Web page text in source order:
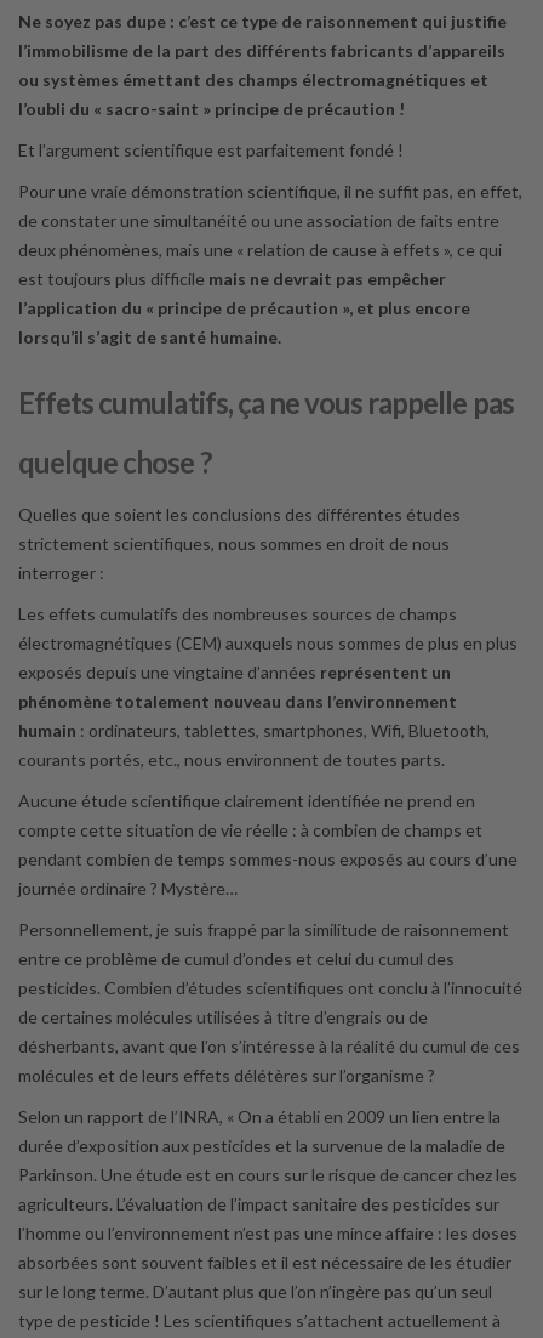
Ne soyez pas dupe : c’est ce type de raisonnement qui justifie
l’immobilisme de la part des différents fabricants d’appareils
ou systèmes émettant des champs électromagnétiques et
l’oubli du « sacro-saint » principe de précaution !
Et l’argument scientifique est parfaitement fondé !
Pour une vraie démonstration scientifique, il ne suffit pas, en effet,
de constater une simultanéité ou une association de faits entre
deux phénomènes, mais une « relation de cause à effets », ce qui
est toujours plus difficile mais ne devrait pas empêcher
l’application du « principe de précaution », et plus encore
lorsqu’il s’agit de santé humaine.
Effets cumulatifs, ça ne vous rappelle pas
quelque chose ?
Quelles que soient les conclusions des différentes études
strictement scientifiques, nous sommes en droit de nous
interroger :
Les effets cumulatifs des nombreuses sources de champs
électromagnétiques (CEM) auxquels nous sommes de plus en plus
exposés depuis une vingtaine d’années représentent un
phénomène totalement nouveau dans l’environnement
humain : ordinateurs, tablettes, smartphones, Wifi, Bluetooth,
courants portés, etc., nous environnent de toutes parts.
Aucune étude scientifique clairement identifiée ne prend en
compte cette situation de vie réelle : à combien de champs et
pendant combien de temps sommes-nous exposés au cours d’une
journée ordinaire ? Mystère…
Personnellement, je suis frappé par la similitude de raisonnement
entre ce problème de cumul d’ondes et celui du cumul des
pesticides. Combien d’études scientifiques ont conclu à l’innocuité
de certaines molécules utilisées à titre d’engrais ou de
désherbants, avant que l’on s’intéresse à la réalité du cumul de ces
molécules et de leurs effets délétères sur l’organisme ?
Selon un rapport de l’INRA, « On a établi en 2009 un lien entre la
durée d’exposition aux pesticides et la survenue de la maladie de
Parkinson. Une étude est en cours sur le risque de cancer chez les
agriculteurs. L’évaluation de l’impact sanitaire des pesticides sur
l’homme ou l’environnement n’est pas une mince affaire : les doses
absorbées sont souvent faibles et il est nécessaire de les étudier
sur le long terme. D’autant plus que l’on n’ingère pas qu’un seul
type de pesticide ! Les scientifiques s’attachent actuellement à